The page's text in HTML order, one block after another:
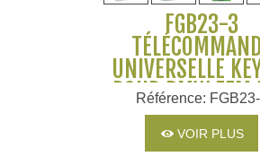
FGB23-3
UNIVERSELLE
POUR BMW FEM
BDC2 BDC3 ID49
BOUTONS LAME
MAINS LIBRES
Référence:
VOIR PLUS